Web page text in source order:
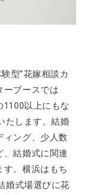
型”花嫁相談カ
ーブースでは
1100以上にもな
たします。結婚
ィング、少人数
、結婚式に関連
。横浜はもち
婚式場選びに花